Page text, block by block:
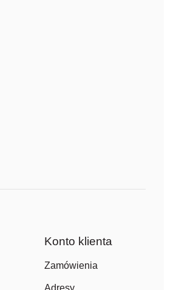
Konto klienta
Zamówienia
Adresy